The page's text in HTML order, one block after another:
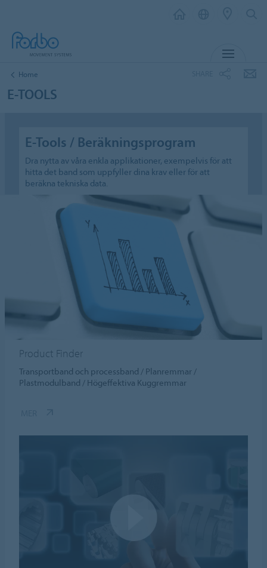
Home
E-TOOLS
E-Tools / Beräkningsprogram
Dra nytta av våra enkla applikationer, exempelvis för att
hitta det band som uppfyller dina krav eller för att
beräkna tekniska data.
Product Finder
Transportband och processband / Planremmar /
Plastmodulband / Högeffektiva Kuggremmar